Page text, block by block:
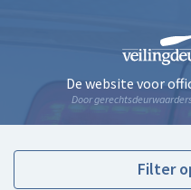
De website voor
Door
Filter